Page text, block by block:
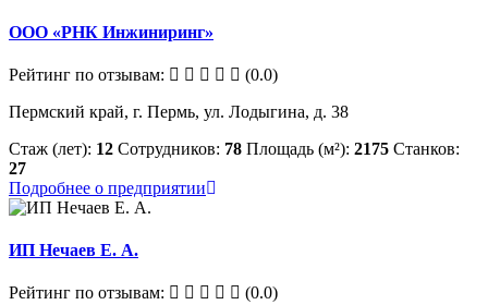
ООО «РНК Инжиниринг»
Рейтинг по отзывам:
(0.0)
Пермский край, г. Пермь, ул. Лодыгина, д. 38
Стаж (лет): 12 Сотрудников: 78 Площадь (м²): 2175 Станков:
27
Подробнее о предприятии
ИП Нечаев Е. А.
Рейтинг по отзывам:
(0.0)